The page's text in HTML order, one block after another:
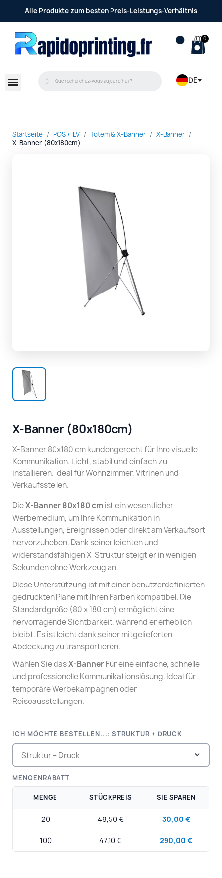
Alle Produkte zum besten Preis-Leistungs-Verhältnis
DE
Startseite POS / ILV Totem & X-Banner
X-Banner
X-Banner (80x180cm)
X-Banner (80x180cm)
X-Banner 80x180 cm kundengerecht für Ihre visuelle
Kommunikation. Licht, stabil und einfach zu
installieren. Ideal für Wohnzimmer, Vitrinen und
Verkaufsstellen.
DieX-Banner 80x180 cm ist ein wesentlicher
Werbemedium, um Ihre Kommunikation in
Ausstellungen, Ereignissen oder direkt am Verkaufsort
hervorzuheben. Dank seiner leichten und
widerstandsfähigen X-Struktur steigt er in wenigen
Sekunden ohne Werkzeug an.
Diese Unterstützung ist mit einer benutzerdefinierten
gedruckten Plane mit Ihren Farben kompatibel. Die
Standardgröße (80 x 180 cm) ermöglicht eine
hervorragende Sichtbarkeit, während er erheblich
bleibt. Es ist leicht dank seiner mitgelieferten
Abdeckung zu transportieren.
Wählen Sie dasX-BannerFür eine einfache, schnelle
und professionelle Kommunikationslösung. Ideal für
temporäre Werbekampagnen oder
Reiseausstellungen.
ICH MÖCHTE BESTELLEN...: STRUKTUR + DRUCK
MENGENRABATT
MENGE STÜCKPREIS SIE SPAREN
20 48,50 € 30,00 €
100 47,10 € 290,00 €